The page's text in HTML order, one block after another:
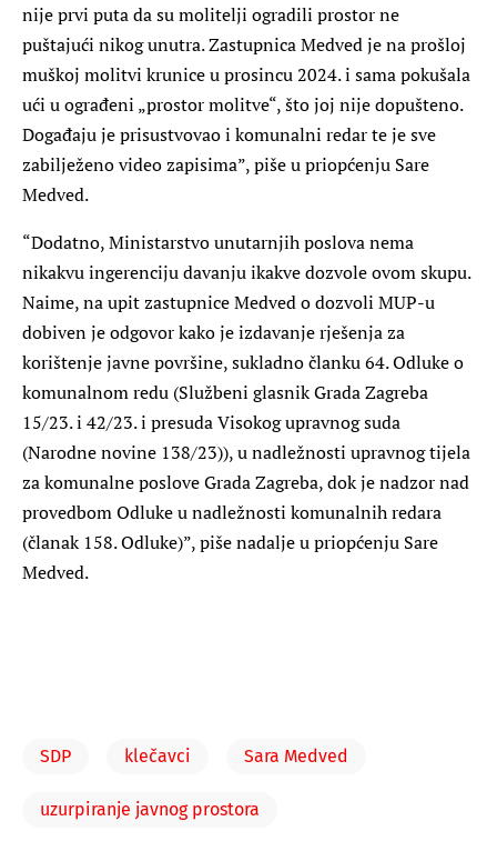
nije prvi puta da su molitelji ogradili prostor ne
puštajući nikog unutra. Zastupnica Medved je na prošloj
muškoj molitvi krunice u prosincu 2024. i sama pokušala
ući u ograđeni „prostor molitve“, što joj nije dopušteno.
Događaju je prisustvovao i komunalni redar te je sve
zabilježeno video zapisima”, piše u priopćenju Sare
Medved.
“Dodatno, Ministarstvo unutarnjih poslova nema
nikakvu ingerenciju davanju ikakve dozvole ovom skupu.
Naime, na upit zastupnice Medved o dozvoli MUP-u
dobiven je odgovor kako je izdavanje rješenja za
korištenje javne površine, sukladno članku 64. Odluke o
komunalnom redu (Službeni glasnik Grada Zagreba
15/23. i 42/23. i presuda Visokog upravnog suda
(Narodne novine 138/23)), u nadležnosti upravnog tijela
za komunalne poslove Grada Zagreba, dok je nadzor nad
provedbom Odluke u nadležnosti komunalnih redara
(članak 158. Odluke)”, piše nadalje u priopćenju Sare
Medved.
SDP klečavci Sara Medved
uzurpiranje javnog prostora